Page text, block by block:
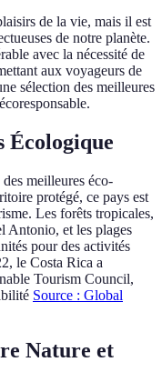
de la vie, mais il est
de notre planète.
avec la nécessité de
aux voyageurs de
sélection des meilleures
Écologique
meilleures éco-
protégé, ce pays est
Les forêts tropicales,
Antonio, et les plages
pour des activités
le Costa Rica a
Tourism Council,
Source : Global
Nature et